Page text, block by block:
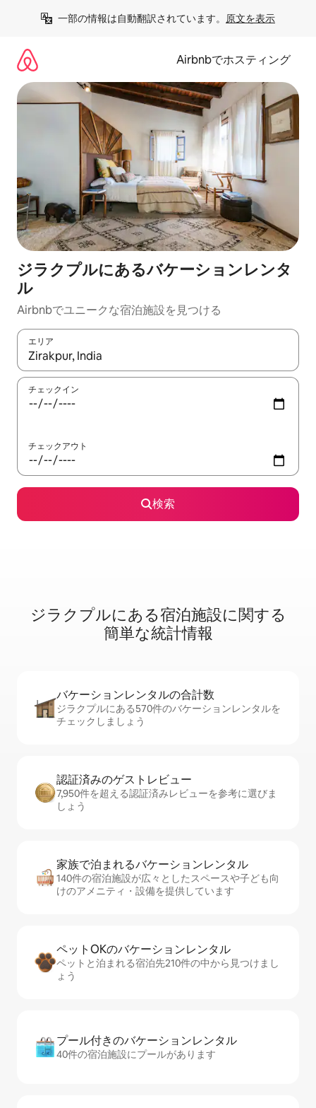
一部の情報は自動翻訳されています。 原文を表示
Airbnbでホスティング
ジラクプルにあるバケーションレンタ
ル
Airbnbでユニークな宿泊施設を見つける
エリア
検索結果が表示されたら、上下の矢印キーを使って移動するか
チェックイン
チェックアウト
検索
ジラクプルに⁠あ⁠る宿⁠泊⁠施⁠設⁠に関⁠す⁠る
簡⁠単⁠な統⁠計⁠情⁠報
バケーションレ⁠ン⁠タ⁠ル⁠の合⁠計⁠数
ジラクプルにある570件のバケーションレンタルを
チェックしましょう
認証済みのゲ⁠ス⁠ト⁠レ⁠ビ⁠ュ⁠ー
7,950件を超える認証済みレビューを参考に選びま
しょう
家族で泊まれるバ⁠ケ⁠ー⁠シ⁠ョ⁠ンレ⁠ン⁠タ⁠ル
140件の宿泊施設が広々としたスペースや子ども向
けのアメニティ・設備を提供しています
ペットOKのバ⁠ケ⁠ー⁠シ⁠ョ⁠ンレ⁠ン⁠タ⁠ル
ペットと泊まれる宿泊先210件の中から見つけまし
ょう
プール付きのバ⁠ケ⁠ー⁠シ⁠ョ⁠ンレ⁠ン⁠タ⁠ル
40件の宿泊施設にプールがあります